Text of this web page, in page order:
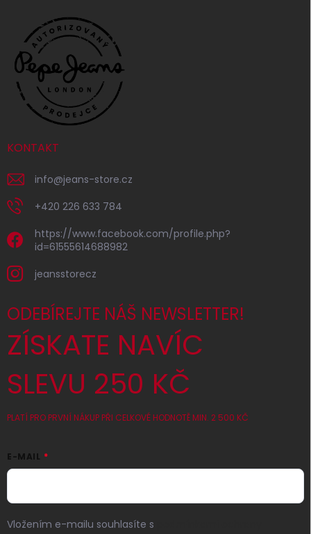
KONTAKT
info@jeans-store.cz
+420 226 633 784
https://www.facebook.com/profile.php?
id=61555614688982
jeansstorecz
ODEBÍREJTE NÁŠ NEWSLETTER!
ZÍSKATE NAVÍC
SLEVU 250 KČ
PLATÍ PRO PRVNÍ NÁKUP PŘI CELKOVÉ HODNOTĚ MIN. 2 500 KČ
E-MAIL
Vložením e-mailu souhlasíte s